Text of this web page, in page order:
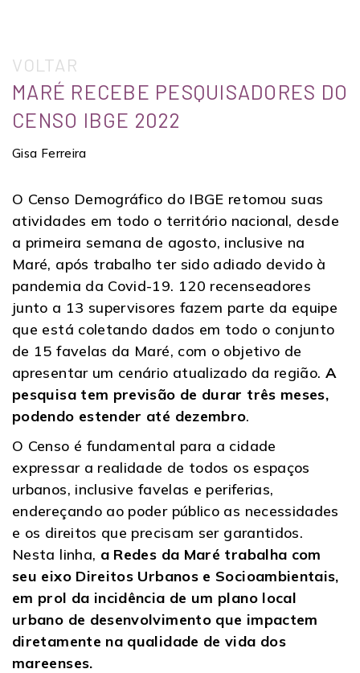
VOLTAR
MARÉ RECEBE PESQUISADORES DO
CENSO IBGE 2022
Gisa Ferreira
O Censo Demográfico do IBGE retomou suas
atividades em todo o território nacional, desde
a primeira semana de agosto, inclusive na
Maré, após trabalho ter sido adiado devido à
pandemia da Covid-19. 120 recenseadores
junto a 13 supervisores fazem parte da equipe
que está coletando dados em todo o conjunto
de 15 favelas da Maré, com o objetivo de
apresentar um cenário atualizado da região. A
pesquisa tem previsão de durar três meses,
podendo estender até dezembro.
O Censo é fundamental para a cidade
expressar a realidade de todos os espaços
urbanos, inclusive favelas e periferias,
endereçando ao poder público as necessidades
e os direitos que precisam ser garantidos.
Nesta linha, a Redes da Maré trabalha com
seu eixo Direitos Urbanos e Socioambientais,
em prol da incidência de um plano local
urbano de desenvolvimento que impactem
diretamente na qualidade de vida dos
mareenses.